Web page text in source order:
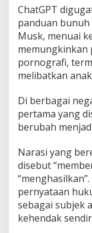
a
t
K
a
r
I
i
t
a
ChatGPT
panduan bunuh
Musk, menuai
memungkinkan
pornografi,
melibatkan
Di berbagai
pertama yang
berubah
Narasi yang
disebut
pernyataan
sebagai subjek
kehendak